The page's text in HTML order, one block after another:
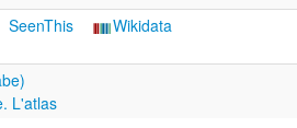
SeenThis
Wikidata
L'atlas